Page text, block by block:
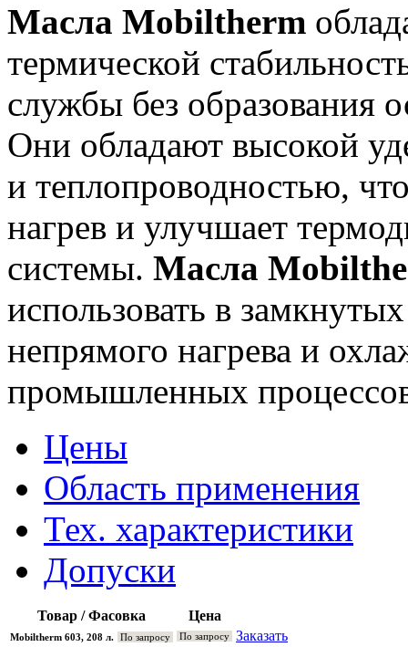
Масла Mobiltherm
термической
службы без образования
Они обладают высокой
и теплопроводностью,
нагрев и улучшает
системы. Масла
использовать в
непрямого нагрева и
промышленных
Цены
Область применения
Тех. характеристики
Допуски
Товар / Фасовка Цена
Mobiltherm 603, 208 л. По запросу По запросу Заказать